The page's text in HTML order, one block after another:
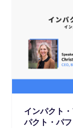
インパクト
パクト・パ